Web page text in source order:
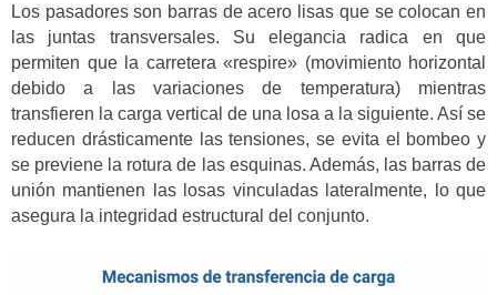
Los pasadores son barras de acero lisas que se colocan en
las juntas transversales. Su elegancia radica en que
permiten que la carretera «respire» (movimiento horizontal
debido a las variaciones de temperatura) mientras
transfieren la carga vertical de una losa a la siguiente. Así se
reducen drásticamente las tensiones, se evita el bombeo y
se previene la rotura de las esquinas. Además, las barras de
unión mantienen las losas vinculadas lateralmente, lo que
asegura la integridad estructural del conjunto.